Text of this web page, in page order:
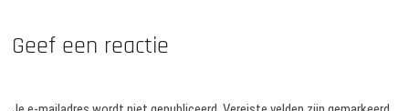
Geef een reactie